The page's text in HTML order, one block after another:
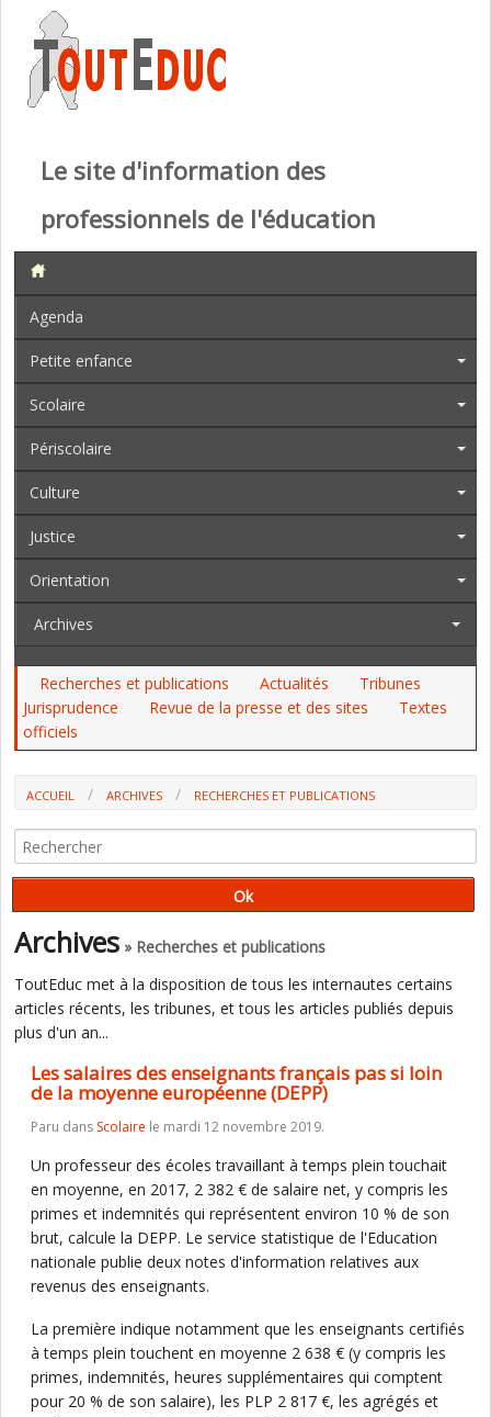
Le site d'information des
professionnels de l'éducation
Agenda
Petite enfance
Scolaire
Périscolaire
Culture
Justice
Orientation
Archives
Recherches et publications Actualités
Tribunes
Jurisprudence
Revue de la presse et des sites
Textes
officiels
ACCUEIL ARCHIVES
RECHERCHES ET PUBLICATIONS
MOYENNE EUROPÉENNE (DEPP)
Archives » Recherches et publications
ToutEduc met à la disposition de tous les internautes certains
articles récents, les tribunes, et tous les articles publiés depuis
plus d'un an...
Les salaires des enseignants français pas si loin
de la moyenne européenne (DEPP)
Paru dans Scolaire le mardi 12 novembre 2019.
Un professeur des écoles travaillant à temps plein touchait
en moyenne, en 2017, 2 382 € de salaire net, y compris les
primes et indemnités qui représentent environ 10 % de son
brut, calcule la DEPP. Le service statistique de l'Education
nationale publie deux notes d'information relatives aux
revenus des enseignants.
La première indique notamment que les enseignants certifiés
à temps plein touchent en moyenne 2 638 € (y compris les
primes, indemnités, heures supplémentaires qui comptent
pour 20 % de son salaire), les PLP 2 817 €, les agrégés et